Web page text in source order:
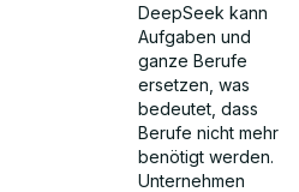
DeepSeek kann
Aufgaben und
ganze Berufe
ersetzen, was
bedeutet, dass
Berufe nicht mehr
benötigt werden.
Unternehmen